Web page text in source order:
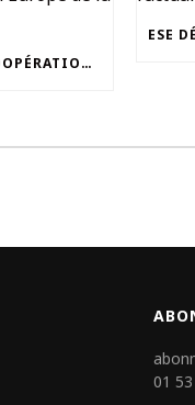
LES MATINALES DE COOPÉRATION SANTÉ – DIALOGUE SUR L’EUROPE DE LA SANTÉ
01